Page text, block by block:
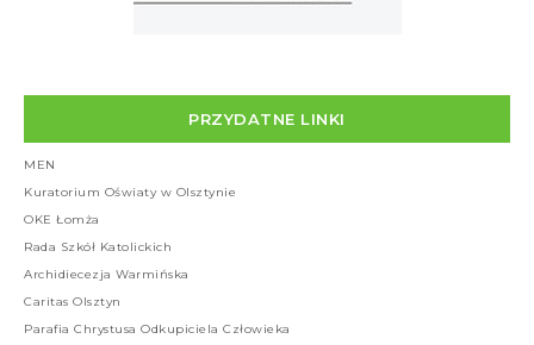
PRZYDATNE LINKI
MEN
Kuratorium Oświaty w Olsztynie
OKE Łomża
Rada Szkół Katolickich
Archidiecezja Warmińska
Caritas Olsztyn
Parafia Chrystusa Odkupiciela Człowieka